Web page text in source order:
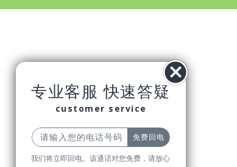
专业客服 快速答疑
customer service
我们将立即回电。该通话对您免费，请放心
分页：